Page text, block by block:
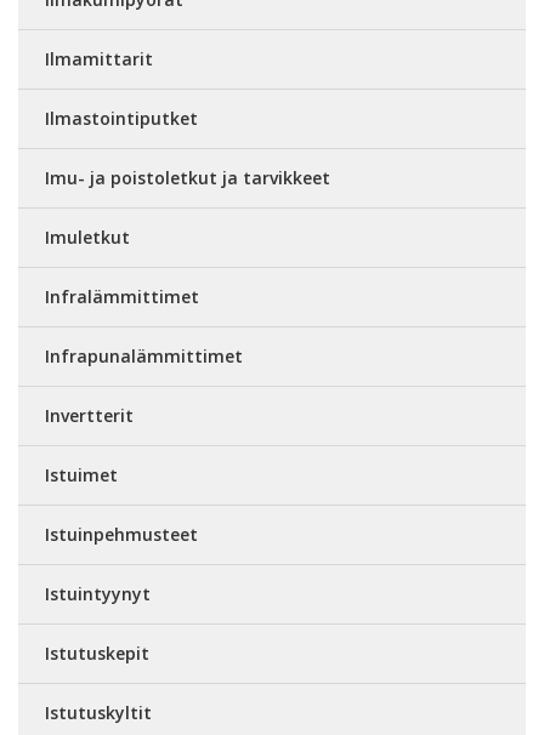
Ilmamittarit
Ilmastointiputket
Imu- ja poistoletkut ja tarvikkeet
Imuletkut
Infralämmittimet
Infrapunalämmittimet
Invertterit
Istuimet
Istuinpehmusteet
Istuintyynyt
Istutuskepit
Istutuskyltit